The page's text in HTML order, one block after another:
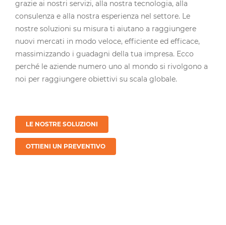
grazie ai nostri servizi, alla nostra tecnologia, alla
consulenza e alla nostra esperienza nel settore. Le
nostre soluzioni su misura ti aiutano a raggiungere
nuovi mercati in modo veloce, efficiente ed efficace,
massimizzando i guadagni della tua impresa. Ecco
perché le aziende numero uno al mondo si rivolgono a
noi per raggiungere obiettivi su scala globale.
LE NOSTRE SOLUZIONI
OTTIENI UN PREVENTIVO